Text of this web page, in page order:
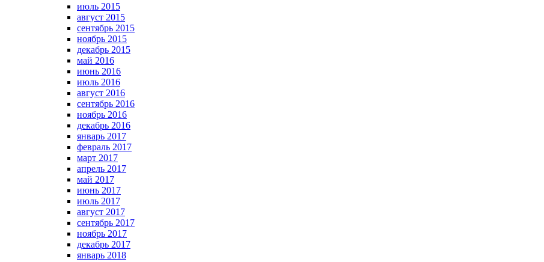
июль 2015
август 2015
сентябрь 2015
ноябрь 2015
декабрь 2015
май 2016
июнь 2016
июль 2016
август 2016
сентябрь 2016
ноябрь 2016
декабрь 2016
январь 2017
февраль 2017
март 2017
апрель 2017
май 2017
июнь 2017
июль 2017
август 2017
сентябрь 2017
ноябрь 2017
декабрь 2017
январь 2018